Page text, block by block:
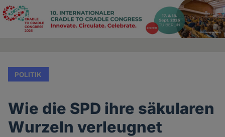
Advertising
POLITIK
Wie die SPD ihre säkularen
Wurzeln verleugnet